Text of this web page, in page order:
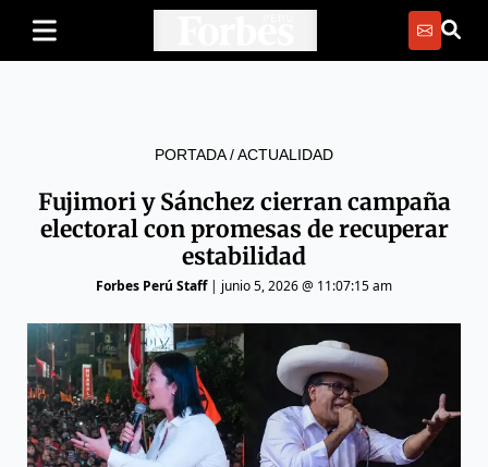
PORTADA/ACTUALIDAD
Fujimori y Sánchez cierran campaña
electoral con promesas de recuperar
estabilidad
Forbes Perú Staff| junio 5, 2026 @ 11:07:15 am